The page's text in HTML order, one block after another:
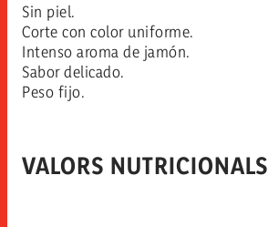
Sin piel.
Corte con color uniforme.
Intenso aroma de jamón.
Sabor delicado.
Peso fijo.
VALORS NUTRICIONALS